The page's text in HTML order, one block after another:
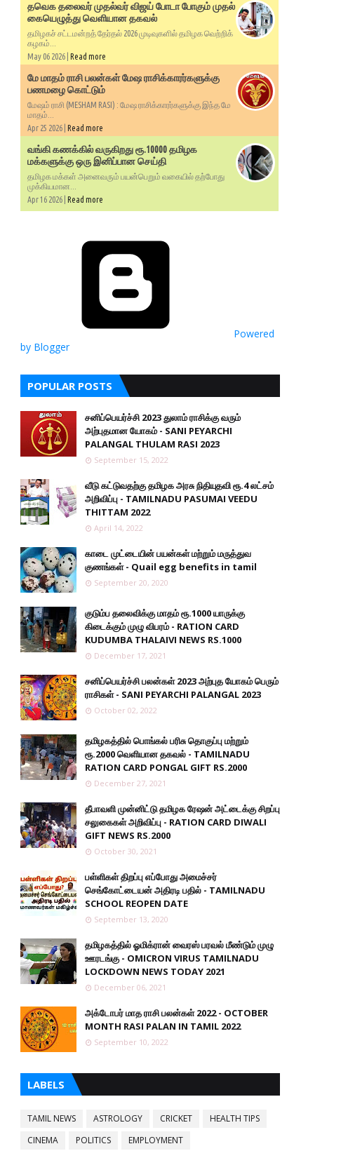
தவெக தலைவர் முதல்வர் விஜய் போடா போகும் முதல்
கையெழுத்து வெளியான தகவல்
தமிழகச் சட்டமன்றத் தேர்தல் 2026 முடிவுகளில் தமிழக வெற்றிக்
கழகம்...
May 06 2026 | Read more
மே மாதம் ராசி பலன்கள் மேஷ ராசிக்காரர்களுக்கு
பணமழை கொட்டும்
மேஷம் ராசி (MESHAM RASI) : மேஷ ராசிக்காரர்களுக்கு இந்த மே
மாதம்...
Apr 25 2026 | Read more
வங்கி கணக்கில் வருகிறது ரூ.10000 தமிழக
மக்களுக்கு ஒரு இனிப்பான செய்தி
தமிழக மக்கள் அனைவரும் பயன்பெறும் வகையில் தற்போது
முக்கியமான...
Apr 16 2026 | Read more
Powered
by Blogger
POPULAR POSTS
சனிப்பெயர்ச்சி 2023 துலாம் ராசிக்கு வரும்
அற்புதமான யோகம் - SANI PEYARCHI
PALANGAL THULAM RASI 2023
September 15, 2022
வீடு கட்டுவதற்கு தமிழக அரசு நிதியுதவி ரூ.4 லட்சம்
அறிவிப்பு - TAMILNADU PASUMAI VEEDU
THITTAM 2022
April 14, 2022
காடை முட்டையின் பயன்கள் மற்றும் மருத்துவ
குணங்கள் - Quail egg benefits in tamil
September 20, 2020
குடும்ப தலைவிக்கு மாதம் ரூ.1000 யாருக்கு
கிடைக்கும் முழு விபரம் - RATION CARD
KUDUMBA THALAIVI NEWS RS.1000
December 17, 2021
சனிப்பெயர்ச்சி பலன்கள் 2023 அற்புத யோகம் பெரும்
ராசிகள் - SANI PEYARCHI PALANGAL 2023
October 02, 2022
தமிழகத்தில் பொங்கல் பரிசு தொகுப்பு மற்றும்
ரூ.2000 வெளியான தகவல் - TAMILNADU
RATION CARD PONGAL GIFT RS.2000
December 27, 2021
தீபாவளி முன்னிட்டு தமிழக ரேஷன் அட்டைக்கு சிறப்பு
சலுகைகள் அறிவிப்பு - RATION CARD DIWALI
GIFT NEWS RS.2000
October 30, 2021
பள்ளிகள் திறப்பு எப்போது அமைச்சர்
செங்கோட்டையன் அதிரடி பதில் - TAMILNADU
SCHOOL REOPEN DATE
September 13, 2020
தமிழகத்தில் ஓமிக்ரான் வைரஸ் பரவல் மீண்டும் முழு
ஊரடங்கு - OMICRON VIRUS TAMILNADU
LOCKDOWN NEWS TODAY 2021
December 06, 2021
அக்டோபர் மாத ராசி பலன்கள் 2022 - OCTOBER
MONTH RASI PALAN IN TAMIL 2022
September 10, 2022
LABELS
TAMIL NEWS ASTROLOGY CRICKET
HEALTH TIPS
CINEMA
POLITICS EMPLOYMENT